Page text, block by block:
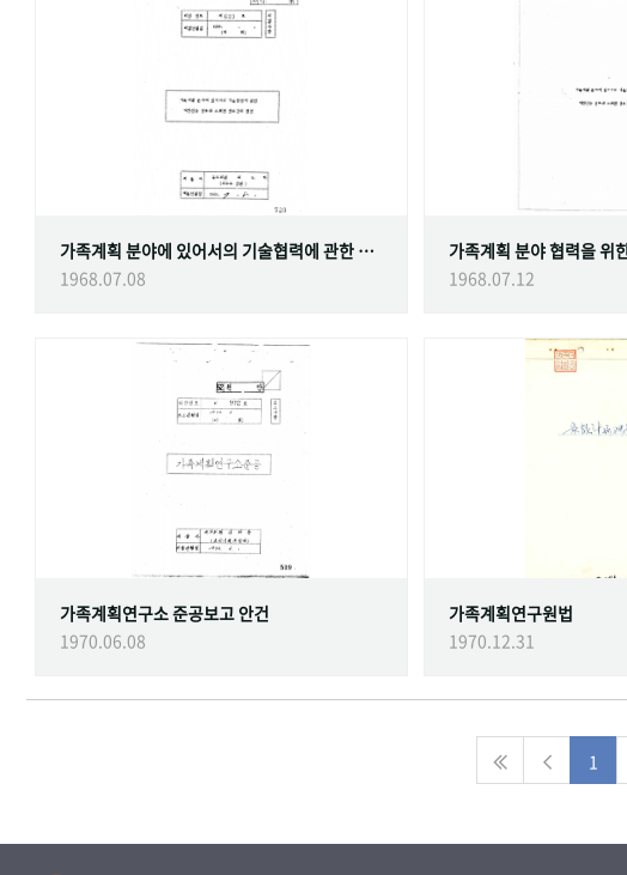
가족계획 분야에 있어서의 기술협력에 관한 대한민국정부와 스웨덴 정부간의 협정
1968.07.08
1968.07.12
가족계획연구소 준공보고 안건
1970.06.08
가족계획연구원법
1970.12.31
1